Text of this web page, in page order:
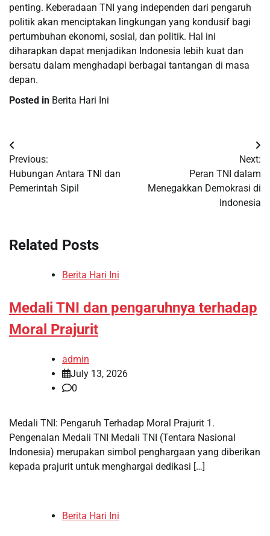
penting. Keberadaan TNI yang independen dari pengaruh
politik akan menciptakan lingkungan yang kondusif bagi
pertumbuhan ekonomi, sosial, dan politik. Hal ini
diharapkan dapat menjadikan Indonesia lebih kuat dan
bersatu dalam menghadapi berbagai tantangan di masa
depan.
Posted in Berita Hari Ini
Post
navigation
Previous:
Hubungan Antara TNI dan
Pemerintah Sipil
Next:
Peran TNI dalam
Menegakkan Demokrasi di
Indonesia
Related Posts
Berita Hari Ini
Medali TNI dan pengaruhnya terhadap
Moral Prajurit
admin
July 13, 2026
0
Medali TNI: Pengaruh Terhadap Moral Prajurit 1.
Pengenalan Medali TNI Medali TNI (Tentara Nasional
Indonesia) merupakan simbol penghargaan yang diberikan
kepada prajurit untuk menghargai dedikasi […]
Berita Hari Ini